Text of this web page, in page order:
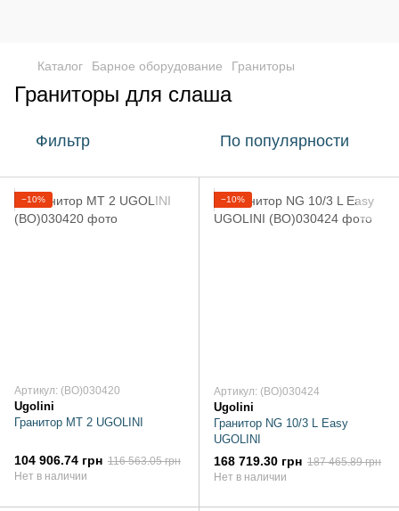
Каталог Барное оборудование Граниторы
Граниторы для слаша
Фильтр По популярности
−10%
Артикул: (BO)030420
Ugolini
Гранитор MT 2 UGOLINI
104 906.74 грн 116 563.05 грн
Нет в наличии
−10%
Артикул: (BO)030424
Ugolini
Гранитор NG 10/3 L Easy
UGOLINI
168 719.30 грн 187 465.89 грн
Нет в наличии